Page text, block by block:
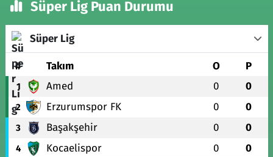
Süper Lig Puan Durumu
Süper Lig
# Takım O P
1 Amed 0 0
2 Erzurumspor FK 0 0
3 Başakşehir 0 0
4 Kocaelispor 0 0